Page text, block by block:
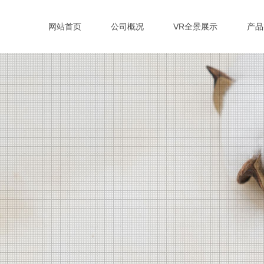
网站首页 公司概况 VR全景展示 产